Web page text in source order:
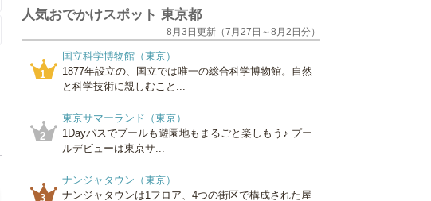
人気おでかけスポット 東京都
8月3日更新（7月27日～8月2日分）
1
国立科学博物館（東京）
1877年設立の、国立では唯一の総合科学博物館。自然
と科学技術に親しむこと...
2
東京サマーランド（東京）
1Dayパスでプールも遊園地もまるごと楽しもう♪ プー
ルデビューは東京サ...
3
ナンジャタウン（東京）
ナンジャタウンは1フロア、4つの街区で構成された屋